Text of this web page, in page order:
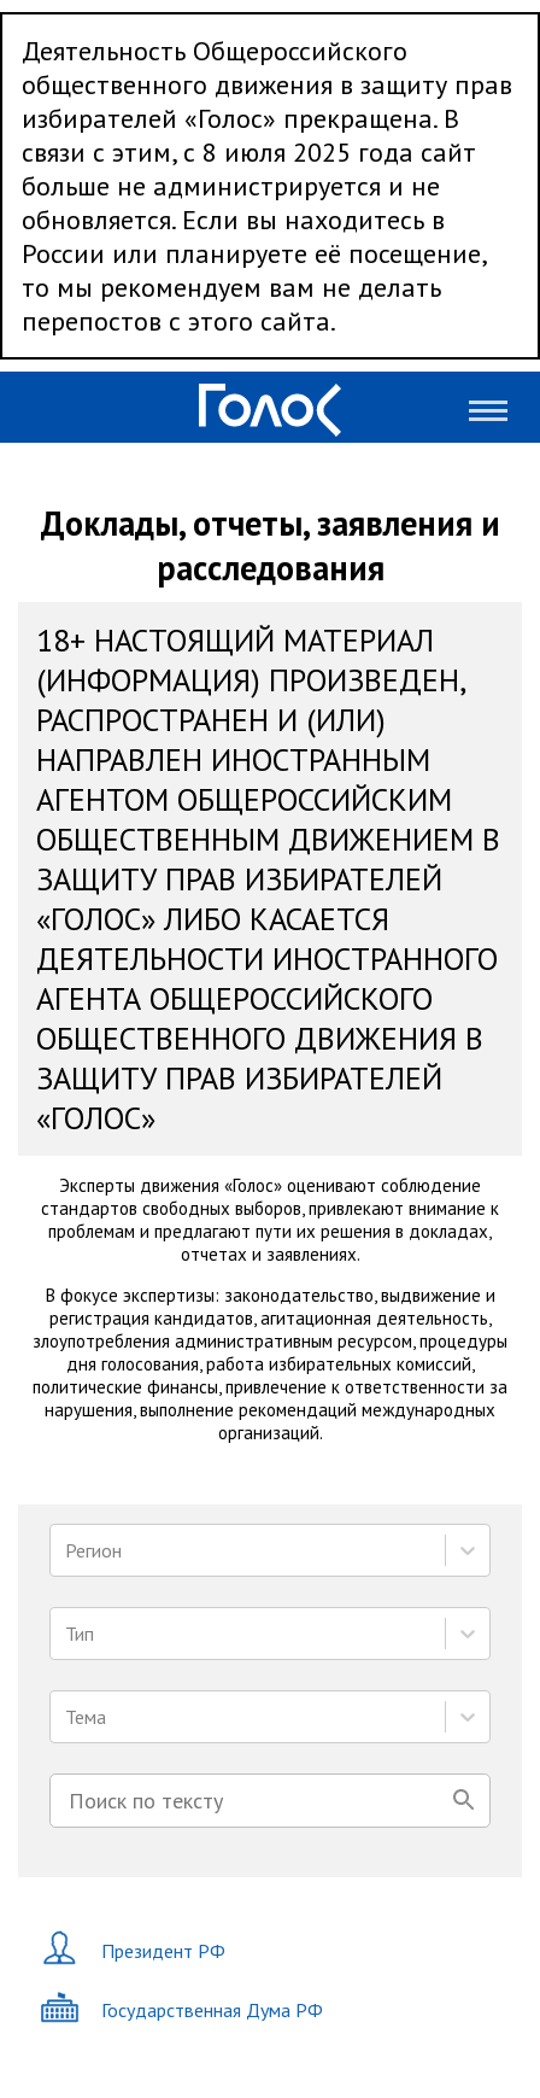
Деятельность Общероссийского
общественного движения в защиту прав
избирателей «Голос» прекращена. В
связи с этим, с 8 июля 2025 года сайт
больше не администрируется и не
обновляется. Если вы находитесь в
России или планируете её посещение,
то мы рекомендуем вам не делать
перепостов с этого сайта.
Доклады, отчеты, заявления и
расследования
18+ НАСТОЯЩИЙ МАТЕРИАЛ
(ИНФОРМАЦИЯ) ПРОИЗВЕДЕН,
РАСПРОСТРАНЕН И (ИЛИ)
НАПРАВЛЕН ИНОСТРАННЫМ
АГЕНТОМ ОБЩЕРОССИЙСКИМ
ОБЩЕСТВЕННЫМ ДВИЖЕНИЕМ В
ЗАЩИТУ ПРАВ ИЗБИРАТЕЛЕЙ
«ГОЛОС» ЛИБО КАСАЕТСЯ
ДЕЯТЕЛЬНОСТИ ИНОСТРАННОГО
АГЕНТА ОБЩЕРОССИЙСКОГО
ОБЩЕСТВЕННОГО ДВИЖЕНИЯ В
ЗАЩИТУ ПРАВ ИЗБИРАТЕЛЕЙ
«ГОЛОС»
Эксперты движения «Голос» оценивают соблюдение
стандартов свободных выборов, привлекают внимание к
проблемам и предлагают пути их решения в докладах,
отчетах и заявлениях.
В фокусе экспертизы: законодательство, выдвижение и
регистрация кандидатов, агитационная деятельность,
злоупотребления административным ресурсом, процедуры
дня голосования, работа избирательных комиссий,
политические финансы, привлечение к ответственности за
нарушения, выполнение рекомендаций международных
организаций.
Регион
Тип
Тема
Президент РФ
Государственная Дума РФ